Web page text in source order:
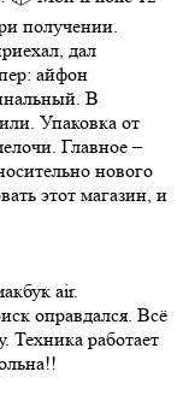
получении.
дал
айфон
В
Упаковка от
Главное –
нового
этот магазин, и
air.
оправдался. Всё
Техника работает